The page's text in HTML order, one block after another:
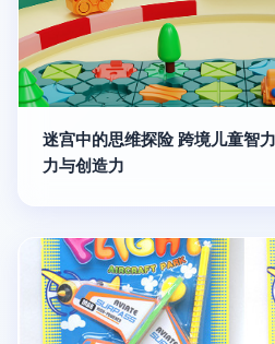
迷宫中的思维探险 跨境儿童智
力与创造力